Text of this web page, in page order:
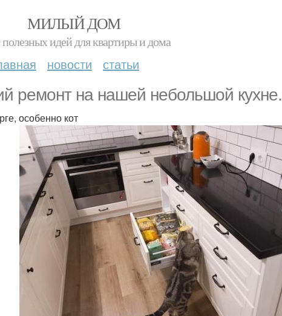
МИЛЫЙ ДОМ
идей для квартиры и дома
новости статьи
ремонт на нашей небольшой кухне.
особенно кот